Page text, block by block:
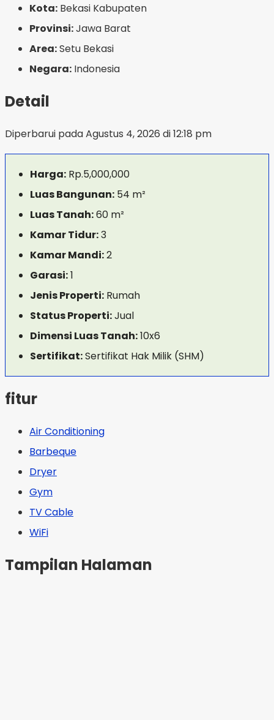
Kota: Bekasi Kabupaten
Provinsi:Jawa Barat
Area:Setu Bekasi
Negara: Indonesia
Detail
Diperbarui pada Agustus 4, 2026 di 12:18 pm
Harga: Rp.5,000,000
Luas Bangunan: 54 m²
Luas Tanah:60 m²
Kamar Tidur:3
Kamar Mandi:2
Garasi:1
Jenis Properti: Rumah
Status Properti:Jual
Dimensi Luas Tanah:10x6
Sertifikat:Sertifikat Hak Milik (SHM)
fitur
Air Conditioning
Barbeque
Dryer
Gym
TV Cable
WiFi
Tampilan Halaman